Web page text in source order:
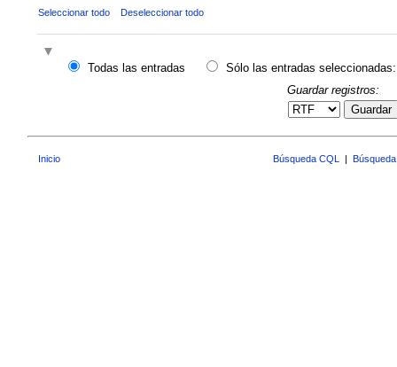
Seleccionar todo Deseleccionar todo
Todas las entradas
Sólo las entradas seleccionadas:
Guardar registros:
Guardar
Inicio Búsqueda CQL